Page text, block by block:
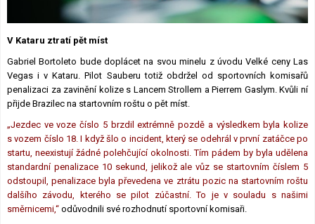
Lexikon F1
V Kataru ztratí pět míst
Gabriel Bortoleto bude doplácet na svou minelu z úvodu Velké ceny Las
Vegas i v Kataru. Pilot Sauberu totiž obdržel od sportovních komisařů
penalizaci za zavinění kolize s Lancem Strollem a Pierrem Gaslym. Kvůli ní
přijde Brazilec na startovním roštu o pět míst.
„Jezdec ve voze číslo 5 brzdil extrémně pozdě a výsledkem byla kolize
s vozem číslo 18. I když šlo o incident, který se odehrál v první zatáčce po
startu, neexistují žádné polehčující okolnosti. Tím pádem by byla udělena
standardní penalizace 10 sekund, jelikož ale vůz se startovním číslem 5
odstoupil, penalizace byla převedena ve ztrátu pozic na startovním roštu
dalšího závodu, kterého se pilot zúčastní. To je v souladu s našimi
směrnicemi,“ odůvodnili své rozhodnutí sportovní komisaři.